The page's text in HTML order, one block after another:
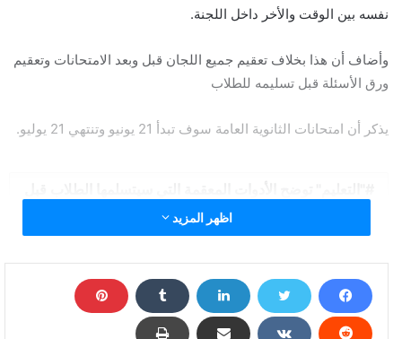
نفسه بين الوقت والأخر داخل اللجنة.
وأضاف أن هذا بخلاف تعقيم جميع اللجان قبل وبعد الامتحانات وتعقيم
ورق الأسئلة قبل تسليمه للطلاب
يذكر أن امتحانات الثانوية العامة سوف تبدأ 21 يونيو وتنتهي 21 يوليو.
اظهر المزيد